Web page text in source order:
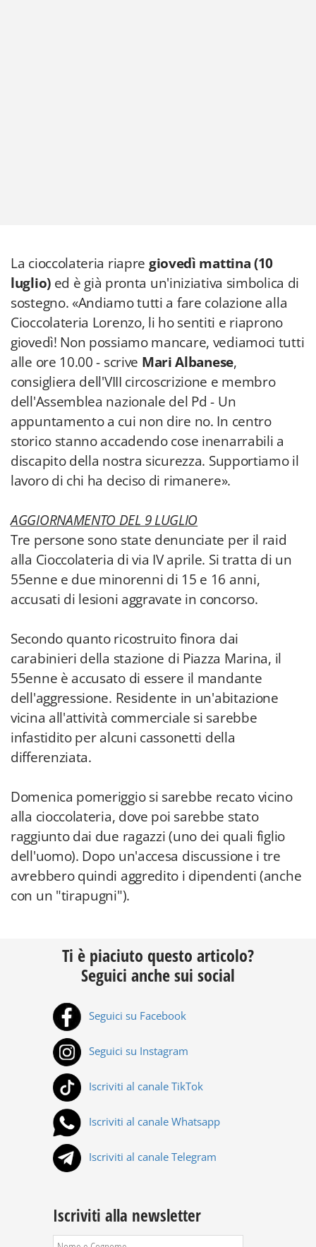
La cioccolateria riapre giovedì mattina (10
luglio) ed è già pronta un'iniziativa simbolica di
sostegno. «Andiamo tutti a fare colazione alla
Cioccolateria Lorenzo, li ho sentiti e riaprono
giovedì! Non possiamo mancare, vediamoci tutti
alle ore 10.00 - scrive Mari Albanese,
consigliera dell'VIII circoscrizione e membro
dell'Assemblea nazionale del Pd - Un
appuntamento a cui non dire no. In centro
storico stanno accadendo cose inenarrabili a
discapito della nostra sicurezza. Supportiamo il
lavoro di chi ha deciso di rimanere».
AGGIORNAMENTO DEL 9 LUGLIO
Tre persone sono state denunciate per il raid
alla Cioccolateria di via IV aprile. Si tratta di un
55enne e due minorenni di 15 e 16 anni,
accusati di lesioni aggravate in concorso.
Secondo quanto ricostruito finora dai
carabinieri della stazione di Piazza Marina, il
55enne è accusato di essere il mandante
dell'aggressione. Residente in un'abitazione
vicina all'attività commerciale si sarebbe
infastidito per alcuni cassonetti della
differenziata.
Domenica pomeriggio si sarebbe recato vicino
alla cioccolateria, dove poi sarebbe stato
raggiunto dai due ragazzi (uno dei quali figlio
dell'uomo). Dopo un'accesa discussione i tre
avrebbero quindi aggredito i dipendenti (anche
con un "tirapugni").
Ti è piaciuto questo articolo?
Seguici anche sui social
Seguici su Facebook
Seguici su Instagram
Iscriviti al canale TikTok
Iscriviti al canale Whatsapp
Iscriviti al canale Telegram
Iscriviti alla newsletter